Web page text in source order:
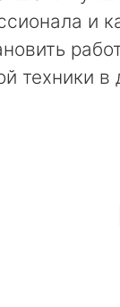
и
техники в